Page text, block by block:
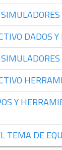
DADOS
Y
TEMA DE